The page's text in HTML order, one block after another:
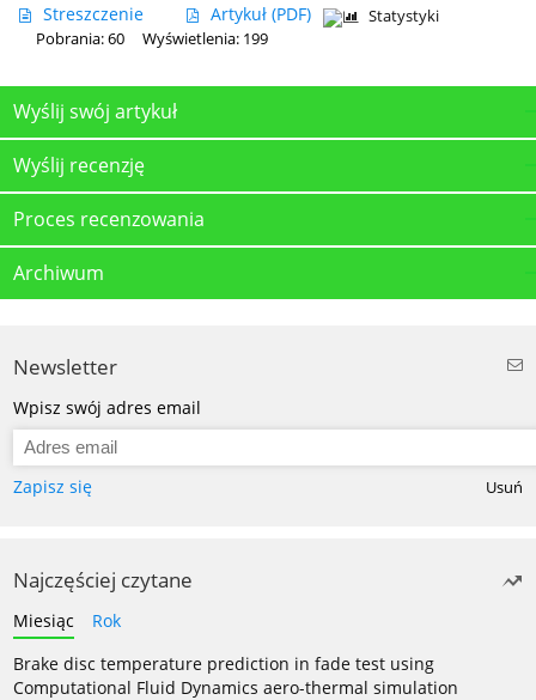
Streszczenie Artykuł (PDF)
Statystyki
Pobrania: 60
Wyświetlenia: 199
Wyślij swój artykuł
Wyślij recenzję
Proces recenzowania
Archiwum
Newsletter
Wpisz swój adres email
Zapisz się Usuń
Najczęściej czytane
Miesiąc
Rok
Brake disc temperature prediction in fade test using
Computational Fluid Dynamics aero-thermal simulation